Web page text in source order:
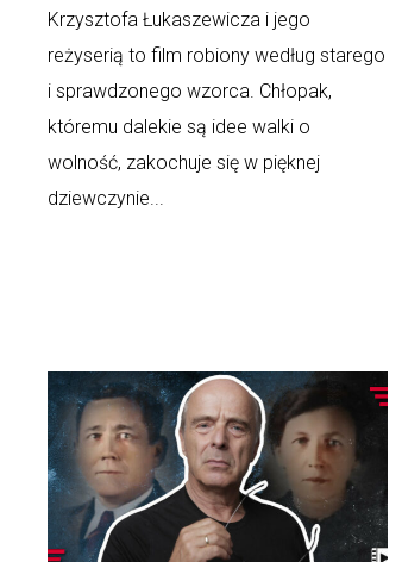
Krzysztofa Łukaszewicza i jego
reżyserią to film robiony według starego
i sprawdzonego wzorca. Chłopak,
któremu dalekie są idee walki o
wolność, zakochuje się w pięknej
dziewczynie...